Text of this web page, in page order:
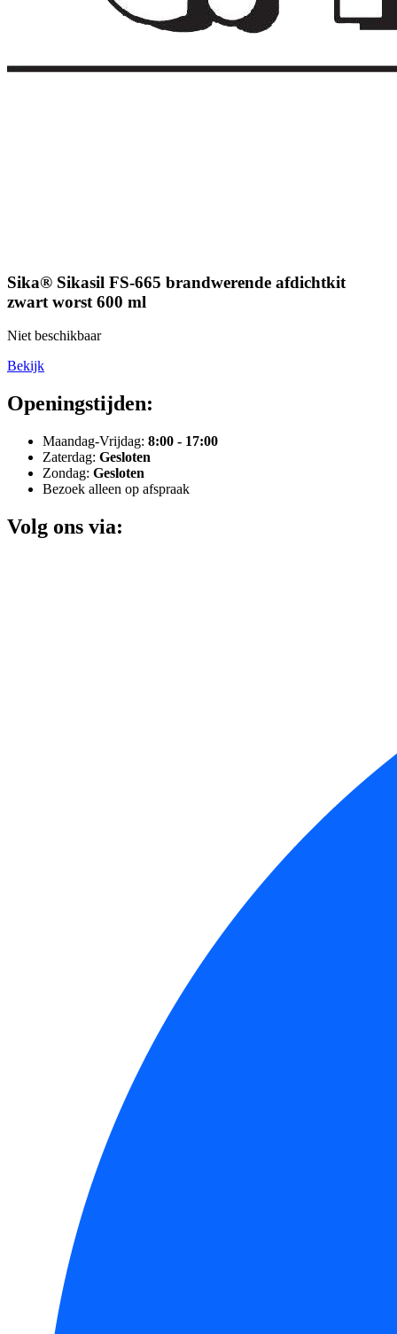
Sika® Sikasil FS-665 brandwerende afdichtkit
zwart worst 600 ml
Niet beschikbaar
Bekijk
Openingstijden:
Maandag-Vrijdag: 8:00 - 17:00
Zaterdag: Gesloten
Zondag: Gesloten
Bezoek alleen op afspraak
Volg ons via: